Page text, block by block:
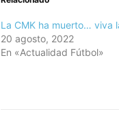
La CMK ha muerto… viva
20 agosto, 2022
En «Actualidad Fútbol»